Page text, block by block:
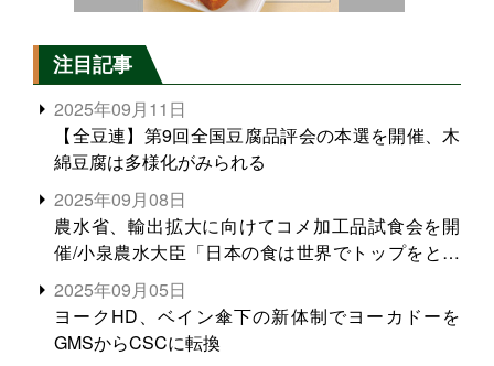
注目記事
2025年09月11日
【全豆連】第9回全国豆腐品評会の本選を開催、木
綿豆腐は多様化がみられる
2025年09月08日
農水省、輸出拡大に向けてコメ加工品試食会を開
催/小泉農水大臣「日本の食は世界でトップをとれ
る。米増産に向けて、米輸出需要の拡大を」
2025年09月05日
ヨークHD、ベイン傘下の新体制でヨーカドーを
GMSからCSCに転換